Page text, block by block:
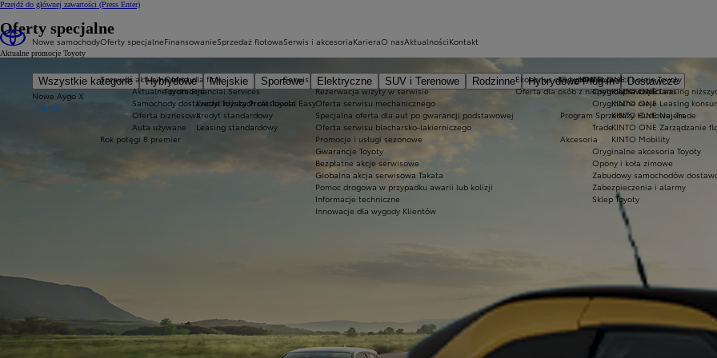
Przejdź do głównej zawartości (Press Enter)
Nowe samochody
Wszystkie kategorie Hybrydowe Miejskie Sportowe Elektryczne SUV i Terenowe Rodzinne Hybrydowe Plug-in
Dostawcze
Nowe Aygo X
HYBRID
Oferty specjalne
Sprawdź aktualne oferty
Aktualne promocje
Samochody dostawcze Toyota Professional
Oferta biznesowa
Auta używane
Rok potęgi 8 premier
Ekobonus dla hybryd Toyoty
Oferta dla osób z niepełnosprawnościami
Finansowanie
Oferta dla firm
Toyota Financial Services
Kredyt niższych rat Toyota Easy
Kredyt standardowy
Leasing standardowy
KINTO ONE
KINTO ONE Leasing
KINTO ONE Leasing
KINTO ONE Najem
KINTO ONE Zarządzanie
KINTO Mobility
Sprzedaż flotowaSerwis i akcesoria
Serwis
Rezerwacja wizyty w serwisie
Oferta serwisu mechanicznego
Specjalna oferta dla aut po gwarancji podstawowej
Oferta serwisu blacharsko-lakierniczego
Promocje i usługi sezonowe
Gwarancje Toyoty
Bezpłatne akcje serwisowe
Globalna akcja serwisowa Takata
Pomoc drogowa w przypadku awarii lub kolizji
Informacje techniczne
Innowacje dla wygody Klientów
Oryginalne części i oleje Toyoty
Oryginalne części
Oryginalne oleje
Program Sprzedaży Hurtowej Trade
Trade
Akcesoria
Oryginalne akcesoria Toyoty
Opony i koła zimowe
Zabudowy samochodów
Zabezpieczenia i alarmy
Sklep Toyoty
KarieraO nasAktualnościKontakt
Oferty specjalne
Aktualne promocje Toyoty